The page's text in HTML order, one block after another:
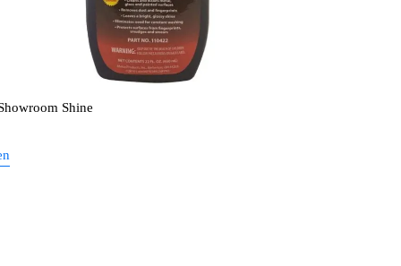
Shine